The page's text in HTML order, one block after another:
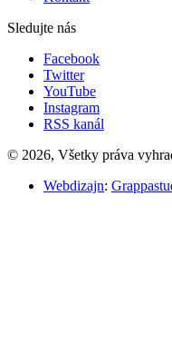
Sledujte nás
Facebook
Twitter
YouTube
Instagram
RSS kanál
© 2026, Všetky práva
Webdizajn: